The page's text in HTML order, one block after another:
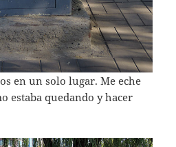
en un solo lugar. Me eche
estaba quedando y hacer